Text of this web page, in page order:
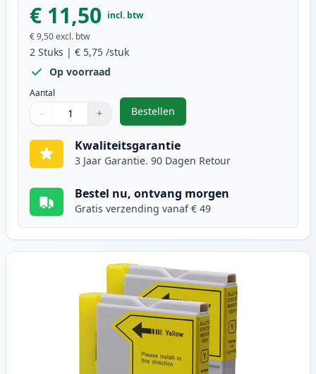
€ 11,50 incl. btw
€ 9,50excl. btw
2 Stuks | € 5,75 /stuk
Op voorraad
Aantal
Gebruik de knoppen om aan te passen
− +
1
Bestellen
,2 stuks Brother LC1000M
Kwaliteitsgarantie
3 Jaar Garantie. 90 Dagen Retour
Bestel nu, ontvang morgen
Gratis verzending vanaf € 49